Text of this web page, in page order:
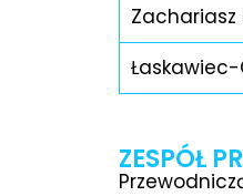
Zachariasz
ZESPÓŁ